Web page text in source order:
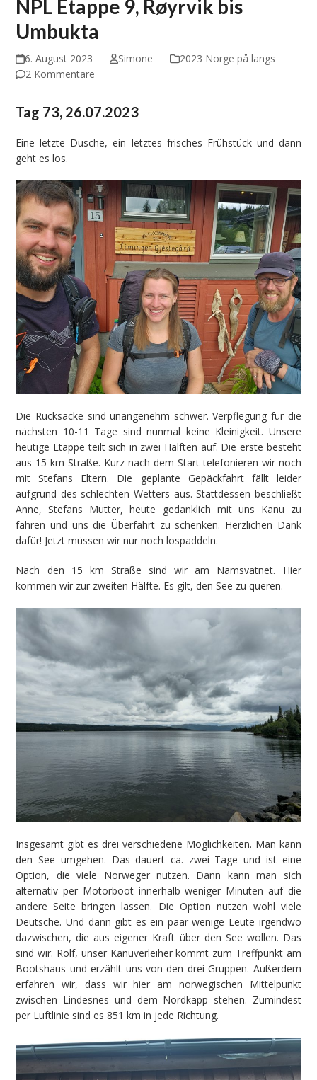
NPL Etappe 9, Røyrvik bis
Umbukta
6. August 2023 Simone
2023 Norge på langs
2 Kommentare
Tag 73, 26.07.2023
Eine letzte Dusche, ein letztes frisches Frühstück und dann
geht es los.
Die Rucksäcke sind unangenehm schwer. Verpflegung für die
nächsten 10-11 Tage sind nunmal keine Kleinigkeit. Unsere
heutige Etappe teilt sich in zwei Hälften auf. Die erste besteht
aus 15 km Straße. Kurz nach dem Start telefonieren wir noch
mit Stefans Eltern. Die geplante Gepäckfahrt fällt leider
aufgrund des schlechten Wetters aus. Stattdessen beschließt
Anne, Stefans Mutter, heute gedanklich mit uns Kanu zu
fahren und uns die Überfahrt zu schenken. Herzlichen Dank
dafür! Jetzt müssen wir nur noch lospaddeln.
Nach den 15 km Straße sind wir am Namsvatnet. Hier
kommen wir zur zweiten Hälfte. Es gilt, den See zu queren.
Insgesamt gibt es drei verschiedene Möglichkeiten. Man kann
den See umgehen. Das dauert ca. zwei Tage und ist eine
Option, die viele Norweger nutzen. Dann kann man sich
alternativ per Motorboot innerhalb weniger Minuten auf die
andere Seite bringen lassen. Die Option nutzen wohl viele
Deutsche. Und dann gibt es ein paar wenige Leute irgendwo
dazwischen, die aus eigener Kraft über den See wollen. Das
sind wir. Rolf, unser Kanuverleiher kommt zum Treffpunkt am
Bootshaus und erzählt uns von den drei Gruppen. Außerdem
erfahren wir, dass wir hier am norwegischen Mittelpunkt
zwischen Lindesnes und dem Nordkapp stehen. Zumindest
per Luftlinie sind es 851 km in jede Richtung.